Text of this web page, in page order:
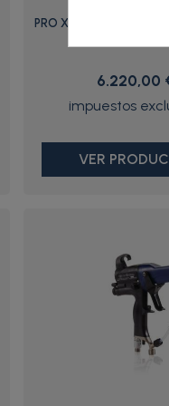
PRO XP
6.220,00
VER